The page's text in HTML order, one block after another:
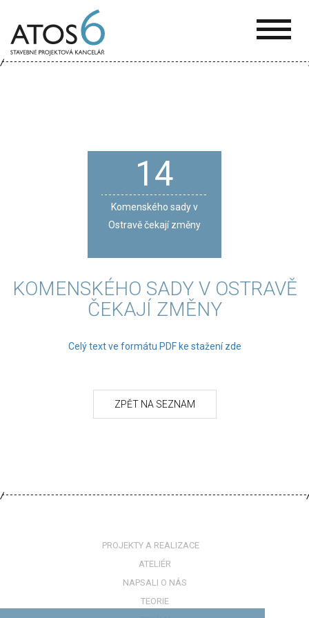
6
14
Komenského sady v
Ostravě čekají změny
KOMENSKÉHO SADY V OSTRAVĚ
ČEKAJÍ ZMĚNY
Celý text ve formátu PDF ke stažení zde
PROJEKTY A REALIZACE
ATELIÉR
NAPSALI O NÁS
TEORIE